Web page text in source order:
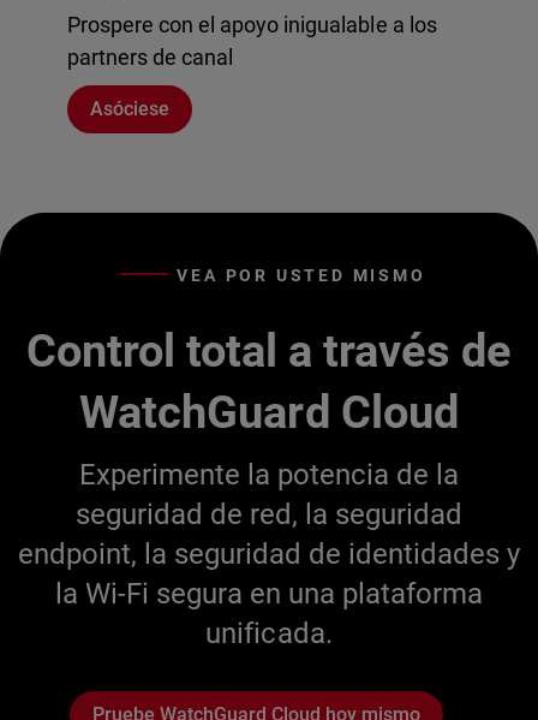
Prospere con el apoyo inigualable a los
partners de canal
Asóciese
VEA POR USTED MISMO
Control total a través de
WatchGuard Cloud
Experimente la potencia de la
seguridad de red, la seguridad
endpoint, la seguridad de identidades y
la Wi-Fi segura en una plataforma
unificada.
Pruebe WatchGuard Cloud hoy mismo